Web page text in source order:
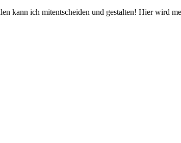
kann ich mitentscheiden und gestalten! Hier wird